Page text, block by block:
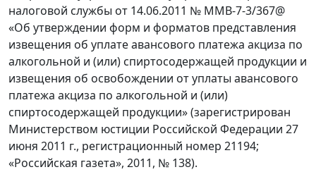
налоговой службы от 14.06.2011 № ММВ-7-3/367@
«Об утверждении форм и форматов представления
извещения об уплате авансового платежа акциза по
алкогольной и (или) спиртосодержащей продукции и
извещения об освобождении от уплаты авансового
платежа акциза по алкогольной и (или)
спиртосодержащей продукции» (зарегистрирован
Министерством юстиции Российской Федерации 27
июня 2011 г., регистрационный номер 21194;
«Российская газета», 2011, № 138).